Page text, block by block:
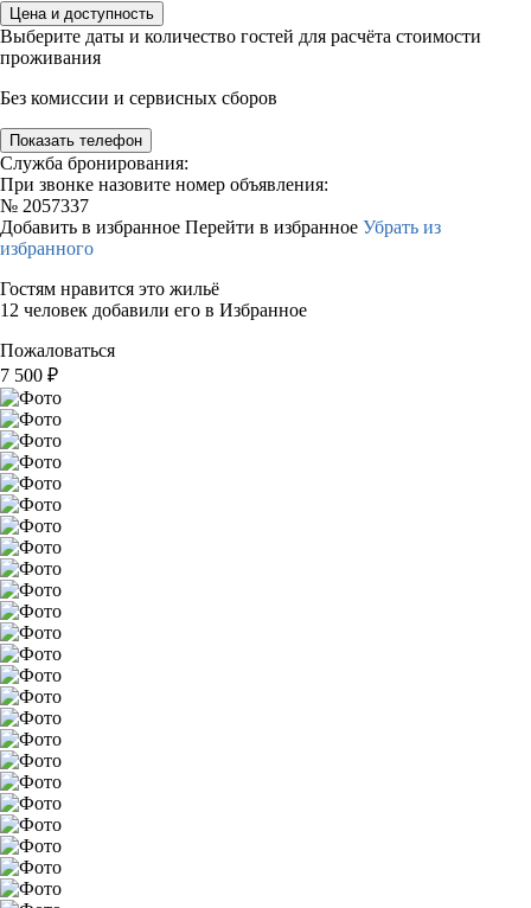
Цена и доступность
Выберите даты и количество гостей для расчёта стоимости
проживания
Без комиссии и сервисных сборов
Показать телефон
Служба бронирования:
При звонке назовите номер объявления:
№ 2057337
Добавить в избранное Перейти в избранное Убрать из
избранного
Гостям нравится это жильё
12 человек добавили его в Избранное
Пожаловаться
7 500 ₽